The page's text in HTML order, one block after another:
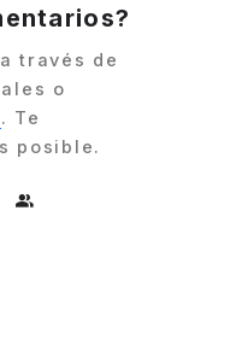
través de
o
. Te
posible.